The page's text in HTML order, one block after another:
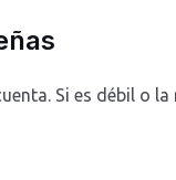
Si es débil o